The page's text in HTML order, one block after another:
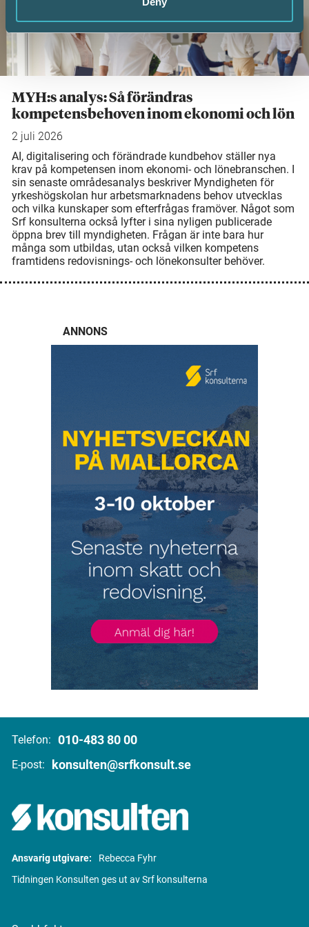
MYH:s analys: Så förändras
kompetensbehoven inom ekonomi och lön
2 juli 2026
AI, digitalisering och förändrade kundbehov ställer nya
krav på kompetensen inom ekonomi- och lönebranschen. I
sin senaste områdesanalys beskriver Myndigheten för
yrkeshögskolan hur arbetsmarknadens behov utvecklas
och vilka kunskaper som efterfrågas framöver. Något som
Srf konsulterna också lyfter i sina nyligen publicerade
öppna brev till myndigheten. Frågan är inte bara hur
många som utbildas, utan också vilken kompetens
framtidens redovisnings- och lönekonsulter behöver.
ANNONS
Telefon: 010-483 80 00
E-post: konsulten@srfkonsult.se
Ansvarig utgivare:
Rebecca Fyhr
Tidningen Konsulten ges ut av Srf konsulterna